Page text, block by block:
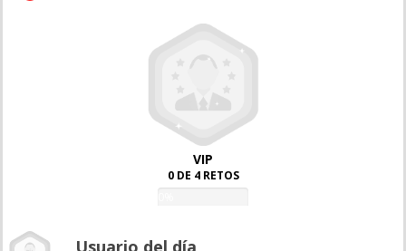
VIP
0 DE 4 RETOS
Usuario del día